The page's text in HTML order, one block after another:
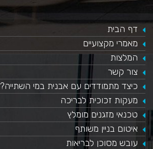
דף הבית
מאמרי מקצועיים
המלצות
צור קשר
כיצד מתמודדים עם אבנית במי השתייה?
​מעקות זכוכית לבריכה
טכנאי מזגנים מומלץ
איטום בניין משותף
עובש מסוכן לבריאות